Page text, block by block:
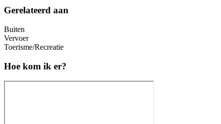
Gerelateerd aan
Buiten
Vervoer
Toerisme/Recreatie
Hoe kom ik er?